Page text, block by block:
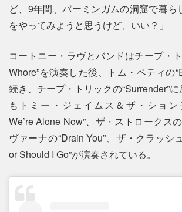
ど、9年間、バーミンガムの洞窟で暮ら
をやってみようと思うけど、いい？」
コートニー・ラヴとバンドはチープ・ト
Whore”を演奏した後、トム・ペティの
続き、チープ・トリックの“Surrender”
もトミー・ジェイムス＆ザ・ション
We’re Alone Now”、ザ・ストロークス
ヴァーナの“Drain You”、ザ・クラッシ
or Should I Go”が演奏されている。